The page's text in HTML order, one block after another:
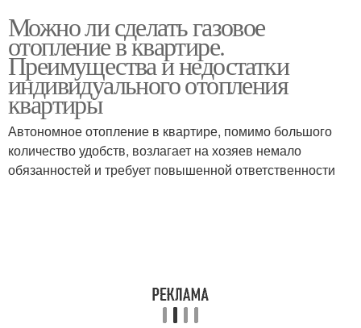
Можно ли сделать газовое
отопление в квартире.
Преимущества и недостатки
индивидуального отопления
квартиры
Автономное отопление в квартире, помимо большого
количество удобств, возлагает на хозяев немало
обязанностей и требует повышенной ответственности